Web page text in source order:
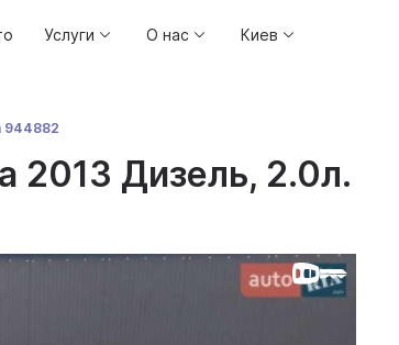
Услуги О нас Киев
944882
2013 Дизель, 2.0л.